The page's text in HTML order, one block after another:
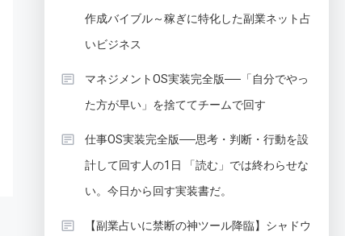
作成バイブル～稼ぎに特化した副業ネット占
いビジネス
マネジメントOS実装完全版──「自分でやっ
た方が早い」を捨ててチームで回す
仕事OS実装完全版──思考・判断・行動を設
計して回す人の1日 「読む」では終わらせな
い。今日から回す実装書だ。
【副業占いに禁断の神ツール降臨】シャドウ